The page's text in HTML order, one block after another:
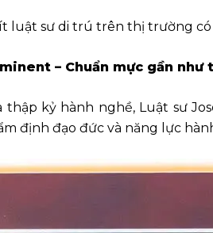
luật sư di trú trên thị trường có
– Chuẩn mực gần
kỷ hành nghề, Luật sư
định đạo đức và năng lực